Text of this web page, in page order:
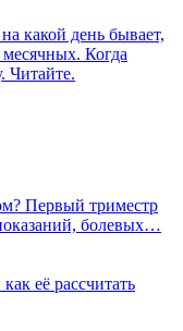
какой день бывает,
месячных. Когда
Читайте.
Первый триместр
болевых…